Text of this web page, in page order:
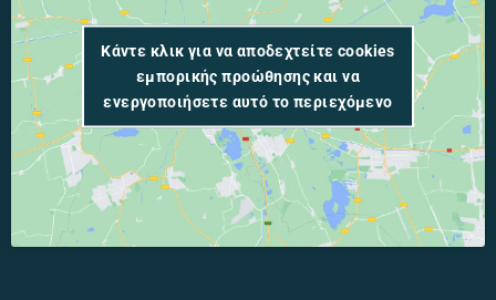
Κάντε κλικ για να αποδεχτείτε cookies
εμπορικής προώθησης και να
ενεργοποιήσετε αυτό το περιεχόμενο